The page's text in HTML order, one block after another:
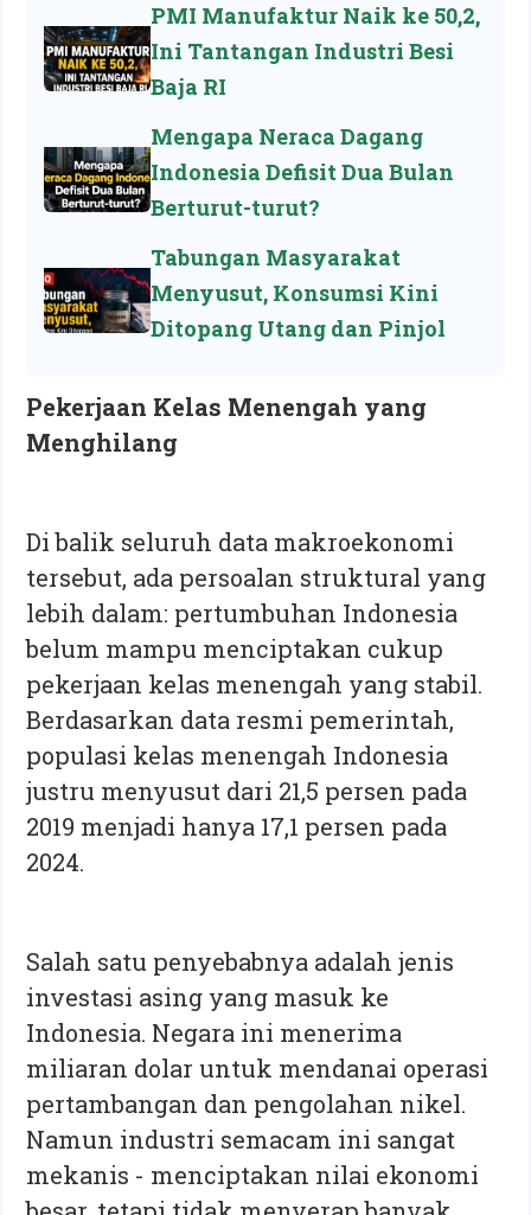
PMI Manufaktur Naik ke 50,2,
Ini Tantangan Industri Besi
Baja RI
Mengapa Neraca Dagang
Indonesia Defisit Dua Bulan
Berturut-turut?
Tabungan Masyarakat
Menyusut, Konsumsi Kini
Ditopang Utang dan Pinjol
Pekerjaan Kelas Menengah yang
Menghilang
Di balik seluruh data makroekonomi
tersebut, ada persoalan struktural yang
lebih dalam: pertumbuhan Indonesia
belum mampu menciptakan cukup
pekerjaan kelas menengah yang stabil.
Berdasarkan data resmi pemerintah,
populasi kelas menengah Indonesia
justru menyusut dari 21,5 persen pada
2019 menjadi hanya 17,1 persen pada
2024.
Salah satu penyebabnya adalah jenis
investasi asing yang masuk ke
Indonesia. Negara ini menerima
miliaran dolar untuk mendanai operasi
pertambangan dan pengolahan nikel.
Namun industri semacam ini sangat
mekanis - menciptakan nilai ekonomi